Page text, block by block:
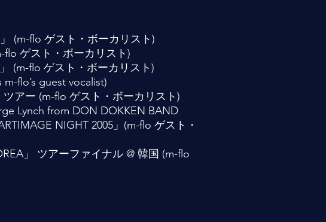
(m-flo ゲスト・ボーカリスト)
flo ゲスト・ボーカリスト)
(m-flo ゲスト・ボーカリスト)
flo’s guest vocalist)
ツアー (m-flo ゲスト・ボーカリスト)
Lynch from DON DOKKEN BAND
NIGHT 2005」(m-flo ゲスト・
」 ツアーファイナル @ 韓国 (m-flo